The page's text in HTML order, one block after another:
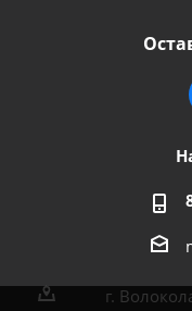
г.